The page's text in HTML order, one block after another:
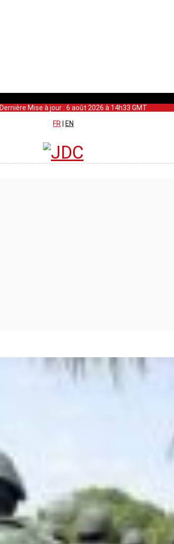
Dernière Mise à jour : 6 août 2026 à 14h33 GMT
FR
EN